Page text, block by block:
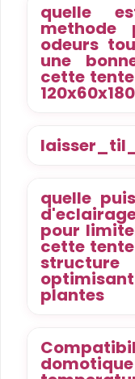
quelle
methode
odeurs
une
cette
120x60x180
quelle
pour
cette tente
optimisant
plantes